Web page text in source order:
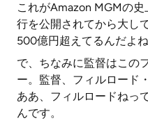
これがAmazon MGMの
行を公開されてから大し
500億円超えてるんだよね
で、ちなみに監督はこの
ー。監督、フィルロード
ああ、フィルロードねっ
んです。